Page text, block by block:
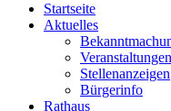
Startseite
Aktuelles
Veranstaltungen
Stellenanzeigen
Bürgerinfo
Rathaus